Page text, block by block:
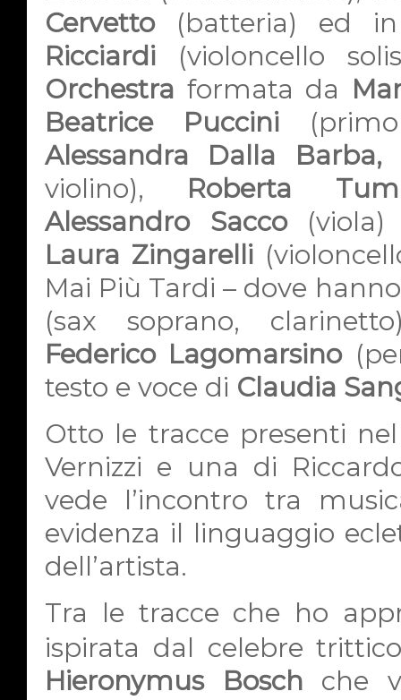
Cervetto(batteria) ed
Ricciardi (violoncello
Orchestra formata da
Beatrice Puccini
Alessandra Dalla Barba,
violino), Roberta
Alessandro Sacco
Laura Zingarelli
Mai Più Tardi – dove
(sax soprano,
Federico Lagomarsino
testo e voce di Claudia
Otto le tracce presenti
Vernizzi e una di
vede l’incontro tra
evidenza il linguaggio
dell’artista.
Tra le tracce che ho
ispirata dal celebre
Hieronymus Bosch che